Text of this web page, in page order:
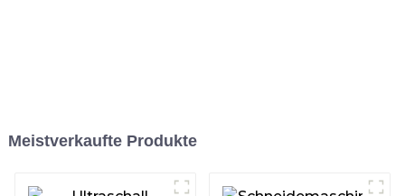
Meistverkaufte Produkte